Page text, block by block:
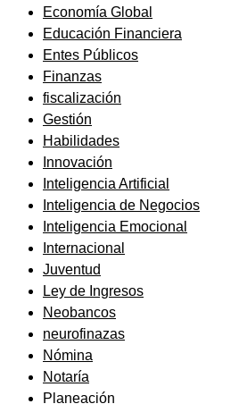
Economía Global
Educación Financiera
Entes Públicos
Finanzas
fiscalización
Gestión
Habilidades
Innovación
Inteligencia Artificial
Inteligencia de Negocios
Inteligencia Emocional
Internacional
Juventud
Ley de Ingresos
Neobancos
neurofinazas
Nómina
Notaría
Planeación